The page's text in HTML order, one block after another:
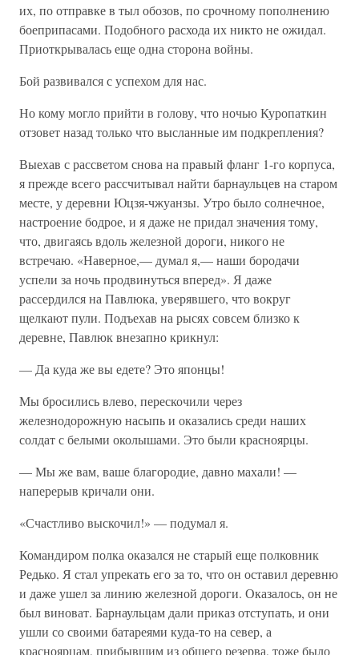
их, по отправке в тыл обозов, по срочному пополнению
боеприпасами. Подобного расхода их никто не ожидал.
Приоткрывалась еще одна сторона войны.
Бой развивался с успехом для нас.
Но кому могло прийти в голову, что ночью Куропаткин
отзовет назад только что высланные им подкрепления?
Выехав с рассветом снова на правый фланг 1-го корпуса,
я прежде всего рассчитывал найти барнаульцев на старом
месте, у деревни Юцзя-чжуанзы. Утро было солнечное,
настроение бодрое, и я даже не придал значения тому,
что, двигаясь вдоль железной дороги, никого не
встречаю. «Наверное,— думал я,— наши бородачи
успели за ночь продвинуться вперед». Я даже
рассердился на Павлюка, уверявшего, что вокруг
щелкают пули. Подъехав на рысях совсем близко к
деревне, Павлюк внезапно крикнул:
— Да куда же вы едете? Это японцы!
Мы бросились влево, перескочили через
железнодорожную насыпь и оказались среди наших
солдат с белыми околышами. Это были красноярцы.
— Мы же вам, ваше благородие, давно махали! —
наперерыв кричали они.
«Счастливо выскочил!» — подумал я.
Командиром полка оказался не старый еще полковник
Редько. Я стал упрекать его за то, что он оставил деревню
и даже ушел за линию железной дороги. Оказалось, он не
был виноват. Барнаульцам дали приказ отступать, и они
ушли со своими батареями куда-то на север, а
красноярцам, прибывшим из общего резерва, тоже было